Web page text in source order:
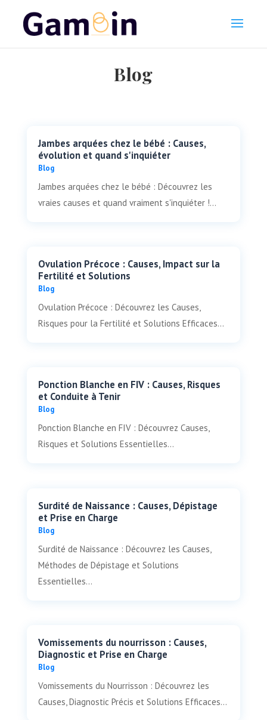
Blog
Jambes arquées chez le bébé : Causes,
évolution et quand s'inquiéter
Blog
Jambes arquées chez le bébé : Découvrez les
vraies causes et quand vraiment s'inquiéter !...
Ovulation Précoce : Causes, Impact sur la
Fertilité et Solutions
Blog
Ovulation Précoce : Découvrez les Causes,
Risques pour la Fertilité et Solutions Efficaces...
Ponction Blanche en FIV : Causes, Risques
et Conduite à Tenir
Blog
Ponction Blanche en FIV : Découvrez Causes,
Risques et Solutions Essentielles...
Surdité de Naissance : Causes, Dépistage
et Prise en Charge
Blog
Surdité de Naissance : Découvrez les Causes,
Méthodes de Dépistage et Solutions
Essentielles...
Vomissements du nourrisson : Causes,
Diagnostic et Prise en Charge
Blog
Vomissements du Nourrisson : Découvrez les
Causes, Diagnostic Précis et Solutions Efficaces...